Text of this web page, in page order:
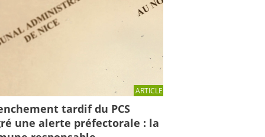
ARTICLE
tardif du PCS
une alerte préfectorale : la